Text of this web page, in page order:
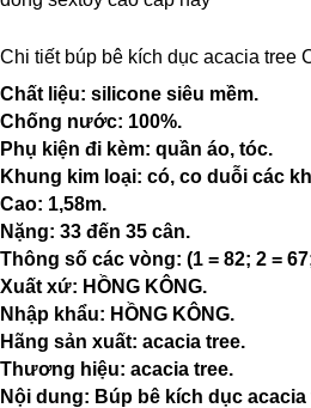
Chi tiết búp bê kích dục acacia tree
Chất liệu: silicone siêu mềm.
Chống nước: 100%.
Phụ kiện đi kèm: quần áo, tóc.
Khung kim loại: có, co duỗi các
Cao: 1,58m.
Nặng: 33 đến 35 cân.
Thông số các vòng: (1 = 82; 2 =
Xuất xứ: HỒNG KÔNG.
Nhập khẩu: HỒNG KÔNG.
Hãng sản xuất: acacia tree.
Thương hiệu: acacia tree.
Nội dung: Búp bê kích dục acacia